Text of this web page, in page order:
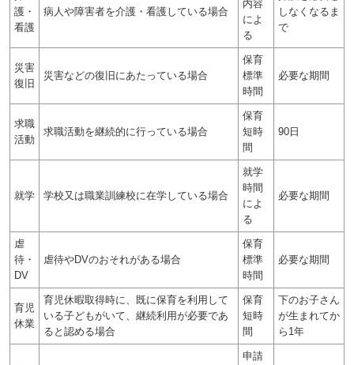
護・
看護
病人や障害者を介護・看護している場合
内容
によ
る
しなくなるま
で
災害
復旧
災害などの復旧にあたっている場合
保育
標準
時間
必要な期間
求職
活動
求職活動を継続的に行っている場合
保育
短時
間
90日
就学 学校又は職業訓練校に在学している場合
就学
時間
によ
る
必要な期間
虐
待・
DV
虐待やDVのおそれがある場合
保育
標準
時間
必要な期間
育児
休業
育児休暇取得時に、既に保育を利用して
いる子どもがいて、継続利用が必要であ
ると認める場合
保育
短時
間
下のお子さん
が生まれてか
ら1年
申請